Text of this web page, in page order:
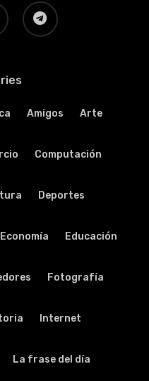
telegram
Amigos Arte
Computación
Deportes
Economía Educación
Fotografía
Internet
La frase del día